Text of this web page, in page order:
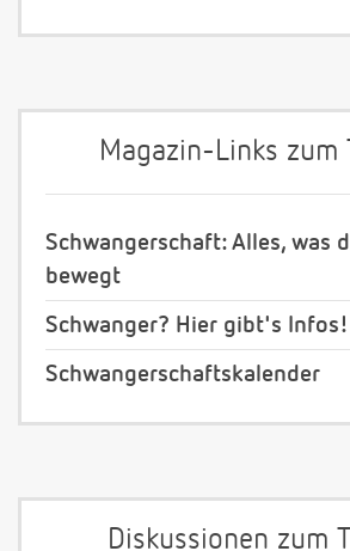
Magazin-Links zum
Schwangerschaft: Alles, was
bewegt
Schwanger? Hier gibt's Infos!
Schwangerschaftskalender
Diskussionen zum